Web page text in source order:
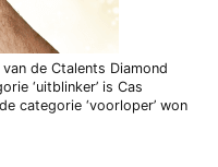
de Ctalents Diamond
‘uitblinker’ is Cas
categorie ‘voorloper’ won